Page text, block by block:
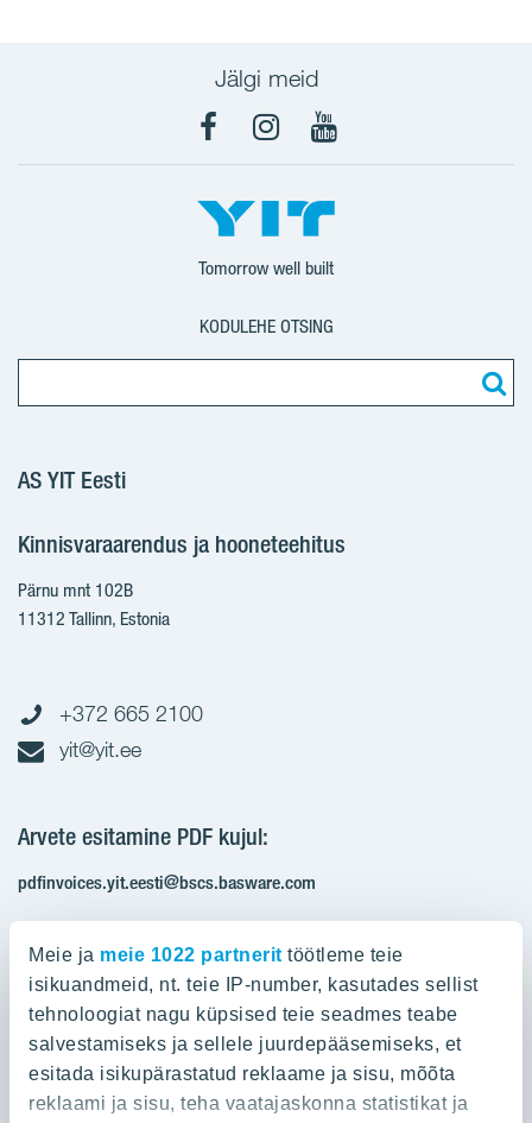
Meie ja meie 1022 partnerit töötleme teie
isikuandmeid, nt. teie IP-number, kasutades sellist
tehnoloogiat nagu küpsised teie seadmes teabe
salvestamiseks ja sellele juurdepääsemiseks, et
esitada isikupärastatud reklaame ja sisu, mõõta
reklaami ja sisu, teha vaatajaskonna statistikat ja
Jälgi meid
FacebookInstagram
YouTube
Tomorrow well built
KODULEHE OTSING
AS YIT Eesti
Kinnisvaraarendus ja hooneteehitus
Pärnu mnt 102B
11312 Tallinn, Estonia
+372 665 2100
yit@yit.ee
Arvete esitamine PDF kujul:
pdfinvoices.yit.eesti@bscs.basware.com
KMKR: EE100210897
Ettevõttest